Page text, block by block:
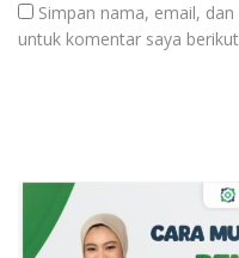
Simpan nama, email,
untuk komentar saya